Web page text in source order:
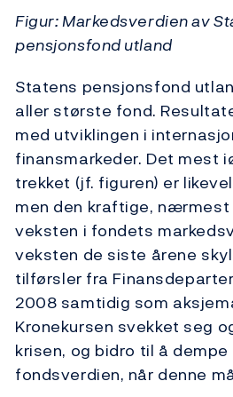
Figur: Markedsverdien av
pensjonsfond utland
Statens pensjonsfond
aller største fond.
med utviklingen i
finansmarkeder. Det mest
trekket (jf. figuren) er
men den kraftige,
veksten i fondets
veksten de siste årene
tilførsler fra
2008 samtidig som
Kronekursen svekket seg
krisen, og bidro til å
fondsverdien, når denne